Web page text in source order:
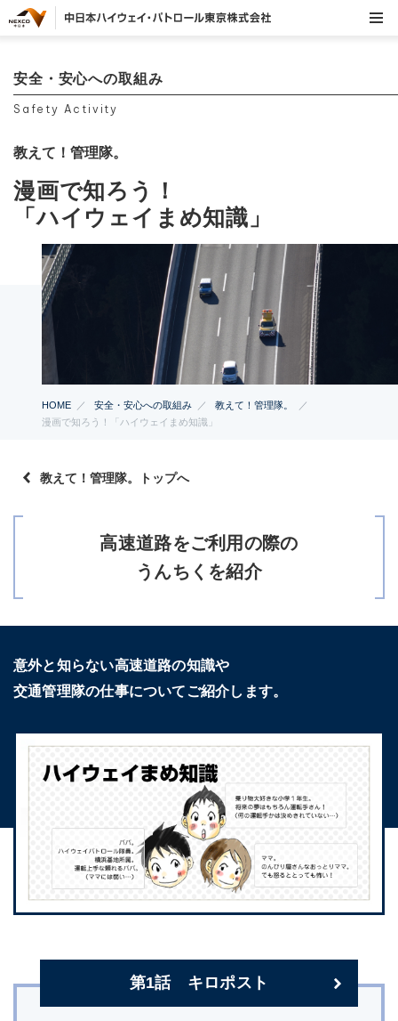
安全・安心への取組み
Safety Activity
教えて！管理隊。
漫画で知ろう！
「ハイウェイまめ知識」
HOME 安全・安心への取組み
教えて！管理隊。
漫画で知ろう！「ハイウェイまめ知識」
教えて！管理隊。トップへ
高速道路をご利用の際の
うんちくを紹介
意外と知らない高速道路の知識や
交通管理隊の仕事についてご紹介します。
第1話 キロポスト